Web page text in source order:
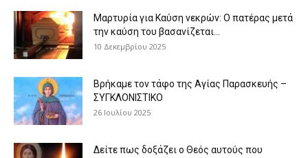
Μαρτυρία για Καύση νεκρών: Ο πατέρας μετά
την καύση του βασανίζεται...
10 Δεκεμβρίου 2025
Βρήκαμε τον τάφο της Αγίας Παρασκευής –
ΣΥΓΚΛΟΝΙΣΤΙΚΟ
26 Ιουλίου 2025
Δείτε πως δοξάζει ο Θεός αυτούς που